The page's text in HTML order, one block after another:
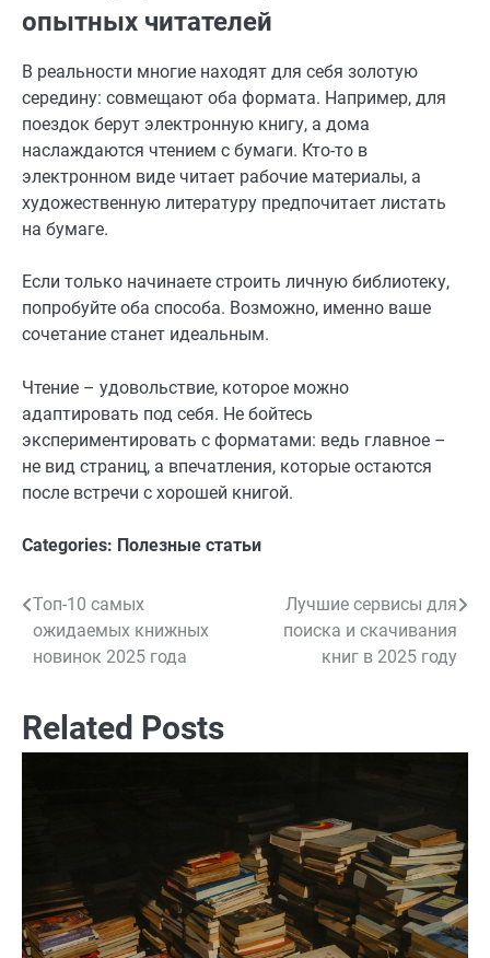
опытных читателей
В реальности многие находят для себя золотую
середину: совмещают оба формата. Например, для
поездок берут электронную книгу, а дома
наслаждаются чтением с бумаги. Кто-то в
электронном виде читает рабочие материалы, а
художественную литературу предпочитает листать
на бумаге.
Если только начинаете строить личную библиотеку,
попробуйте оба способа. Возможно, именно ваше
сочетание станет идеальным.
Чтение – удовольствие, которое можно
адаптировать под себя. Не бойтесь
экспериментировать с форматами: ведь главное –
не вид страниц, а впечатления, которые остаются
после встречи с хорошей книгой.
Categories: Полезные статьи
Навигация
по
Топ-10 самых
ожидаемых книжных
новинок 2025 года
Лучшие сервисы для
поиска и скачивания
книг в 2025 году
Related Posts